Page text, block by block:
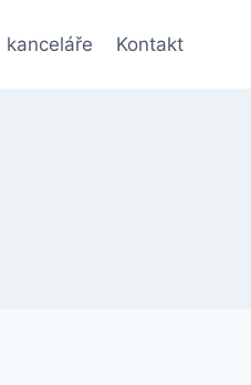
kanceláře Kontakt